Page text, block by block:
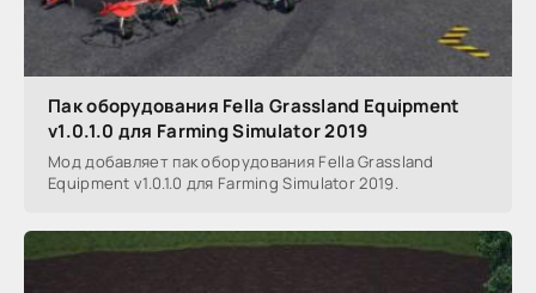
Пак оборудования Fella Grassland Equipment
v1.0.1.0 для Farming Simulator 2019
Мод добавляет пак оборудования Fella Grassland
Equipment v1.0.1.0 для Farming Simulator 2019.